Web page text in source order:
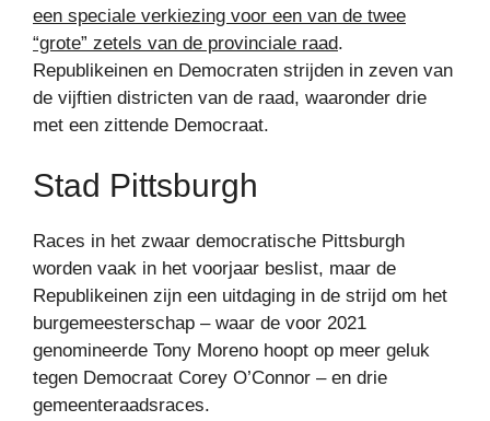
een speciale verkiezing voor een van de twee
“grote” zetels van de provinciale raad.
Republikeinen en Democraten strijden in zeven van
de vijftien districten van de raad, waaronder drie
met een zittende Democraat.
Stad Pittsburgh
Races in het zwaar democratische Pittsburgh
worden vaak in het voorjaar beslist, maar de
Republikeinen zijn een uitdaging in de strijd om het
burgemeesterschap – waar de voor 2021
genomineerde Tony Moreno hoopt op meer geluk
tegen Democraat Corey O’Connor – en drie
gemeenteraadsraces.